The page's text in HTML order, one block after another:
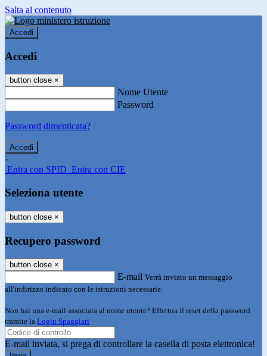
Salta al contenuto
Accedi
Accedi
button close ×
Nome Utente
Password
Password dimenticata?
-
Entra con SPID Entra con CIE
Seleziona utente
button close ×
Recupero password
button close ×
E-mail Verrà inviato un messaggio
all'indirizzo indicato con le istruzioni necessarie.
Non hai una e-mail associata al nome utente? Effettua il reset della password
tramite la Login Spaggiari
E-mail inviata, si prega di controllare la casella di posta elettronica!